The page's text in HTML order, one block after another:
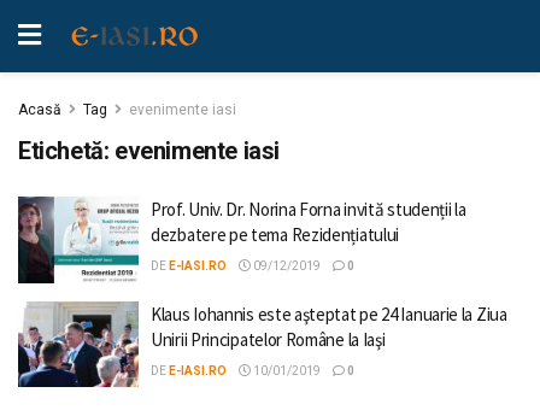
Acasă Tag evenimente iasi
Etichetă: evenimente iasi
Prof. Univ. Dr. Norina Forna invită studenții la
dezbatere pe tema Rezidențiatului
DE E-IASI.RO 09/12/2019 0
Klaus Iohannis este aşteptat pe 24 Ianuarie la Ziua
Unirii Principatelor Române la Iaşi
DE E-IASI.RO 10/01/2019 0